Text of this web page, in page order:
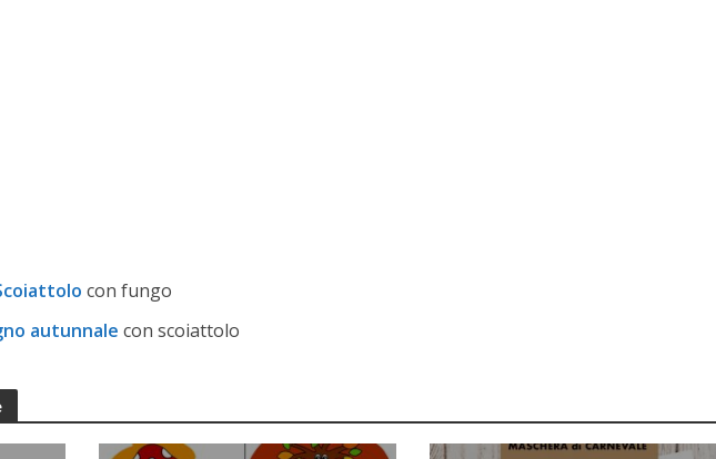
con fungo
autunnale con scoiattolo